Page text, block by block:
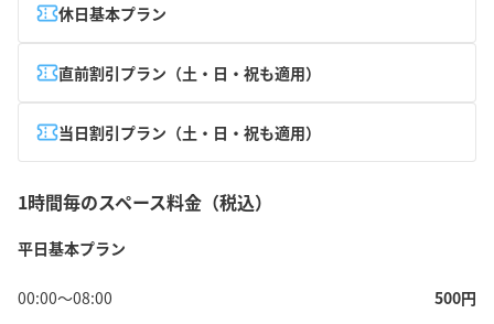
休日基本プラン
直前割引プラン（土・日・祝も適用）
当日割引プラン（土・日・祝も適用）
1時間毎のスペース料金（税込）
平日基本プラン
00:00〜08:00 500円